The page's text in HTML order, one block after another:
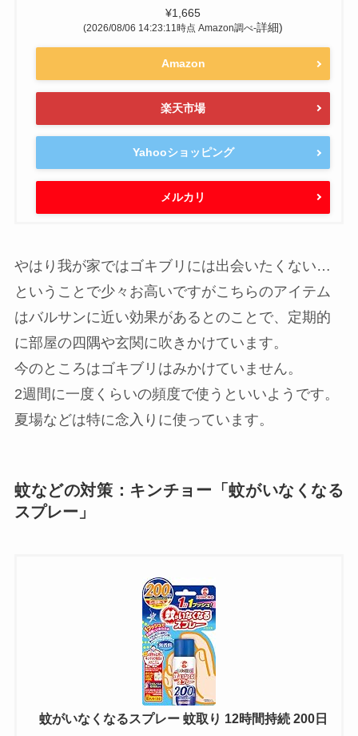
¥1,665
(2026/08/06 14:23:11時点 Amazon調べ-詳細)
Amazon
楽天市場
Yahooショッピング
メルカリ
やはり我が家ではゴキブリには出会いたくない…
ということで少々お高いですがこちらのアイテム
はバルサンに近い効果があるとのことで、定期的
に部屋の四隅や玄関に吹きかけています。
今のところはゴキブリはみかけていません。
2週間に一度くらいの頻度で使うといいようです。
夏場などは特に念入りに使っています。
蚊などの対策：キンチョー「蚊がいなくなる
スプレー」
蚊がいなくなるスプレー 蚊取り 12時間持続 200日